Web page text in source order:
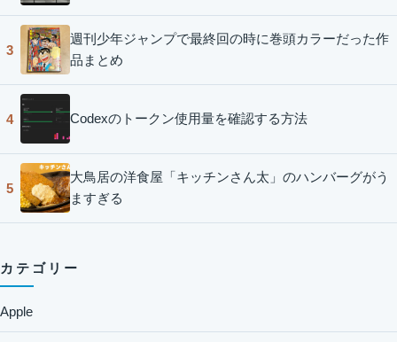
3
週刊少年ジャンプで最終回の時に巻頭カラーだった作
品まとめ
4 Codexのトークン使用量を確認する方法
5
大鳥居の洋食屋「キッチンさん太」のハンバーグがう
ますぎる
カテゴリー
Apple